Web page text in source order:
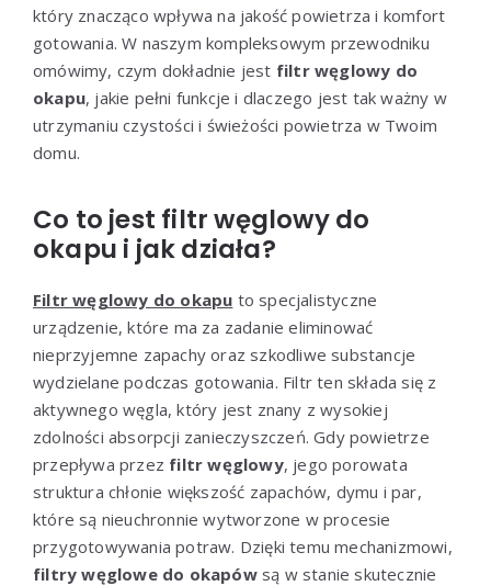
który znacząco wpływa na jakość powietrza i komfort
gotowania. W naszym kompleksowym przewodniku
omówimy, czym dokładnie jest filtr węglowy do
okapu, jakie pełni funkcje i dlaczego jest tak ważny w
utrzymaniu czystości i świeżości powietrza w Twoim
domu.
Co to jest filtr węglowy do
okapu i jak działa?
Filtr węglowy do okapu to specjalistyczne
urządzenie, które ma za zadanie eliminować
nieprzyjemne zapachy oraz szkodliwe substancje
wydzielane podczas gotowania. Filtr ten składa się z
aktywnego węgla, który jest znany z wysokiej
zdolności absorpcji zanieczyszczeń. Gdy powietrze
przepływa przez filtr węglowy, jego porowata
struktura chłonie większość zapachów, dymu i par,
które są nieuchronnie wytworzone w procesie
przygotowywania potraw. Dzięki temu mechanizmowi,
filtry węglowe do okapówsą w stanie skutecznie